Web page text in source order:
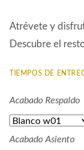
Atrévete y
Descubre el
TIEMPOS DE
Acabado Respaldo
Acabado Asiento